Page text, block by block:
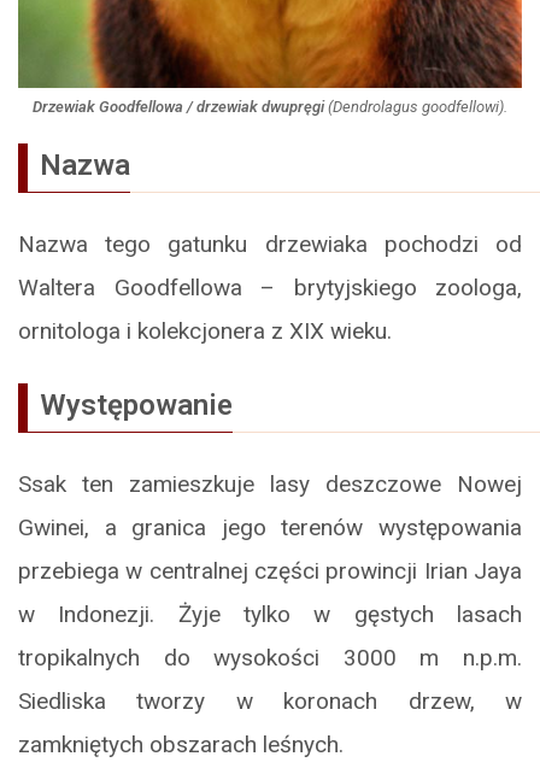
Drzewiak Goodfellowa / drzewiak dwupręgi(Dendrolagus goodfellowi).
Nazwa
Nazwa tego gatunku drzewiaka pochodzi od
Waltera Goodfellowa – brytyjskiego zoologa,
ornitologa i kolekcjonera z XIX wieku.
Występowanie
Ssak ten zamieszkuje lasy deszczowe Nowej
Gwinei, a granica jego terenów występowania
przebiega w centralnej części prowincji Irian Jaya
w Indonezji. Żyje tylko w gęstych lasach
tropikalnych do wysokości 3000 m n.p.m.
Siedliska tworzy w koronach drzew, w
zamkniętych obszarach leśnych.